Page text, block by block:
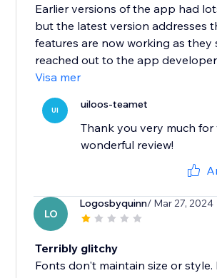
Earlier versions of the app had
but the latest version addresses
features are now working as they
reached out to the app
Visa mer
UI uiloos-teamet
Thank you very much for
wonderful review!
LO
Logosbyquinn/ Mar 27, 2024
Terribly glitchy
Fonts don't maintain size or style.